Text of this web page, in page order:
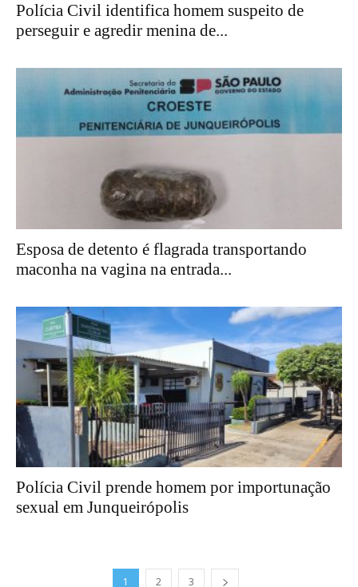
Polícia Civil identifica homem suspeito de
perseguir e agredir menina de...
Esposa de detento é flagrada transportando
maconha na vagina na entrada...
Polícia Civil prende homem por importunação
sexual em Junqueirópolis
1 2 3